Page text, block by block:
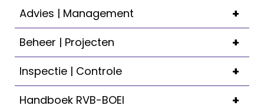
+
Advies | Management
+
Beheer | Projecten
+
Inspectie | Controle
+
Handboek RVB-BOEI